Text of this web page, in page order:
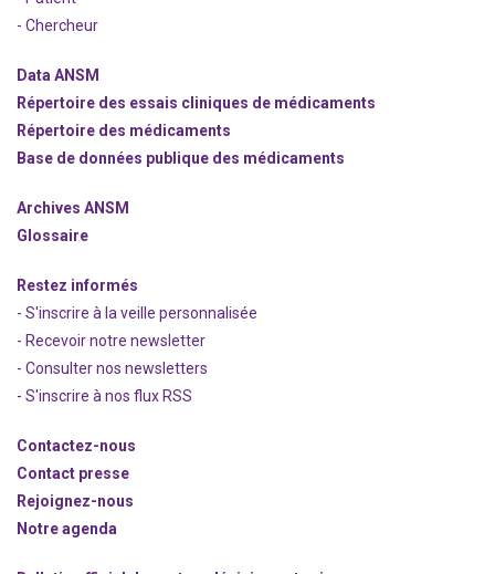
- Chercheur
Data ANSM
Répertoire des essais cliniques de médicaments
Répertoire des médicaments
Base de données publique des médicaments
Archives ANSM
Glossaire
Restez informés
- S'inscrire à la veille personnalisée
- Recevoir notre newsletter
- Consulter nos newsletters
- S'inscrire à nos flux RSS
Contactez-nous
Contact presse
Rejoignez-nous
Notre agenda